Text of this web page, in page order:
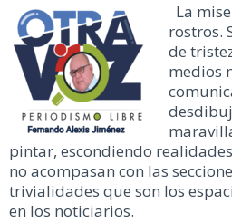
La
rostros.
de
medios
pintar, escondiendo
no acompasan con las
trivialidades que son los
en los noticiarios.